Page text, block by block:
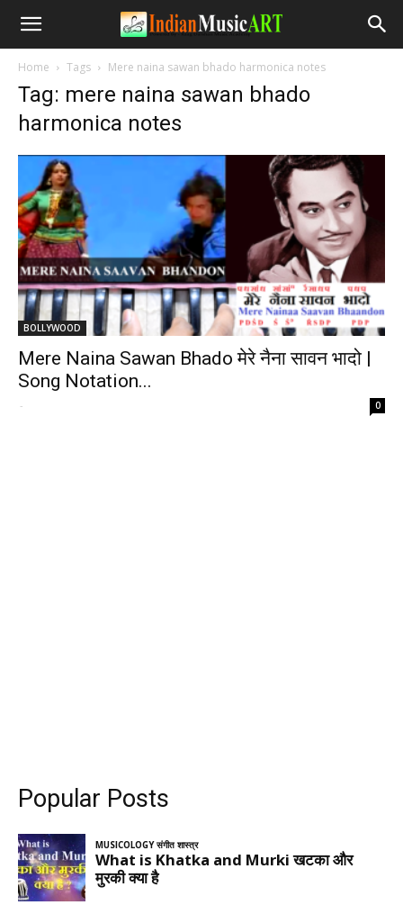
Home Tags Mere naina sawan bhado harmonica notes
Tag: mere naina sawan bhado
harmonica notes
BOLLYWOOD
Mere Naina Sawan Bhado मेरे नैना सावन भादो |
Song Notation...
- 0
Popular Posts